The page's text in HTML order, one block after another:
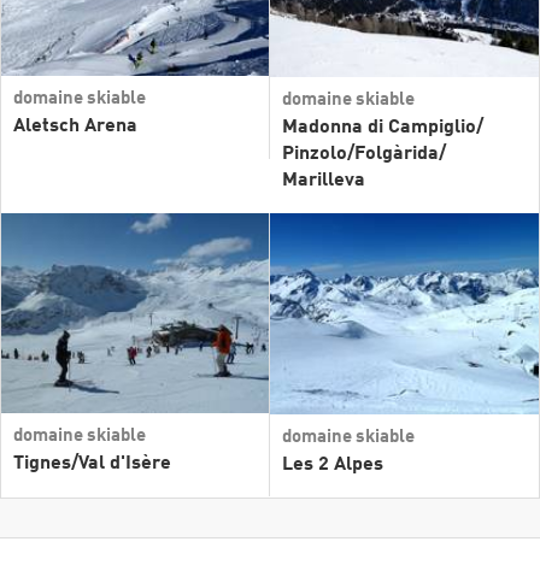
domaine skiable
Aletsch Arena
domaine skiable
Madonna di Campiglio/​
Pinzolo/​Folgàrida/​
Marilleva
domaine skiable
Tignes/​Val d'Isère
domaine skiable
Les 2 Alpes